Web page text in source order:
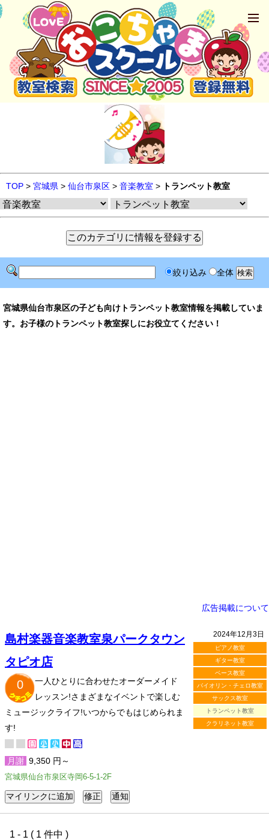
TOP > 宮城県 > 仙台市泉区 > 音楽教室 > トランペット教室
絞り込み 全体
宮城県仙台市泉区の子ども向けトランペット教室情報を掲載していま
す。お子様のトランペット教室探しにお役立てください！
広告掲載について
2024年12月3日
ピアノ教室
ギター教室
ベース教室
バイオリン・チェロ教室
サックス教室
トランペット教室
クラリネット教室
島村楽器音楽教室泉パークタウン
タピオ店
0
一人ひとりに合わせたオーダーメイド
レッスン!さまざまなイベントで楽しむ
ミュージックライフ!いつからでもはじめられま
す!
月謝 9,350 円～
宮城県仙台市泉区寺岡6-5-1-2F
1 - 1 ( 1 件中 )